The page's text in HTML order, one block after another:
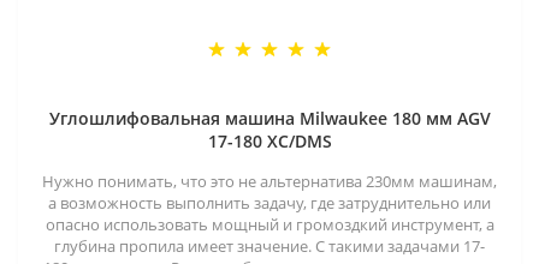
Углошлифовальная машина Milwaukee 180 мм AGV
17-180 XC/DMS
Нужно понимать, что это не альтернатива 230мм машинам,
а возможность выполнить задачу, где затруднительно или
опасно использовать мощный и громоздкий инструмент, а
глубина пропила имеет значение. С такими задачами 17-